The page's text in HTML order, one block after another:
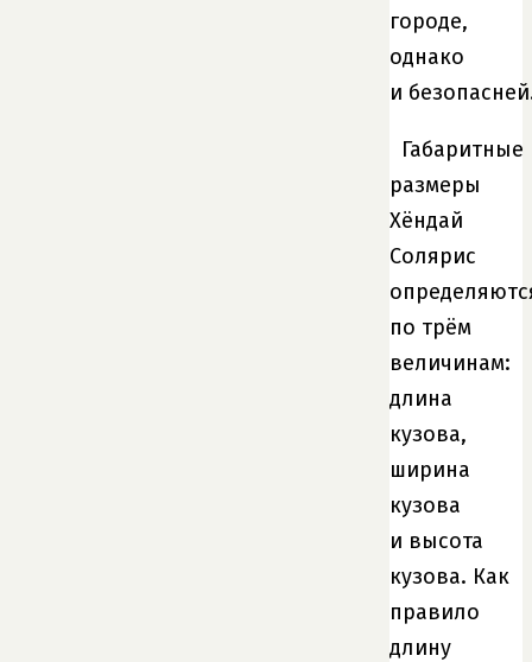
городе,
однако
и
Габаритные
размеры
Хёндай
Солярис
по трём
величинам:
длина
кузова,
ширина
кузова
и высота
кузова. Как
правило
длину